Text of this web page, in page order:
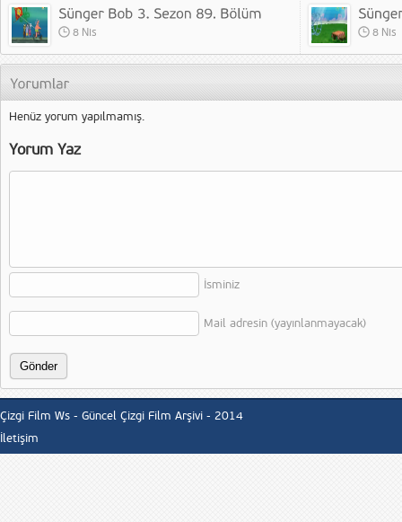
8 Nis 8 Nis
Henüz yorum yapılmamış.
Yorum Yaz
İsminiz
Mail adresin (yayınlanmayacak)
Çizgi Film Ws - Güncel Çizgi Film Arşivi - 2014
İletişim